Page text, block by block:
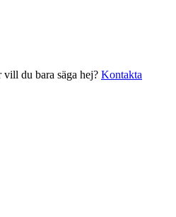
du bara säga hej? Kontakta